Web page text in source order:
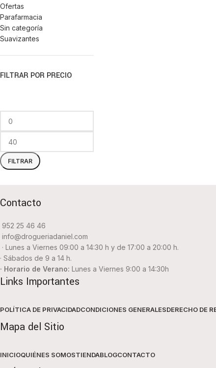
Ofertas
Parafarmacia
Sin categoría
Suavizantes
FILTRAR POR PRECIO
FILTRAR
Contacto
952 25 46 46
info@drogueriadaniel.com
· Lunes a Viernes 09:00 a 14:30 h y de 17:00 a 20:00 h.
· Sábados de 9 a 14 h.
· Horario de Verano: Lunes a Viernes 9:00 a 14:30h
Links Importantes
POLÍTICA DE PRIVACIDADCONDICIONES GENERALESDERECHO DE
Mapa del Sitio
INICIOQUIÉNES SOMOSTIENDABLOGCONTACTO